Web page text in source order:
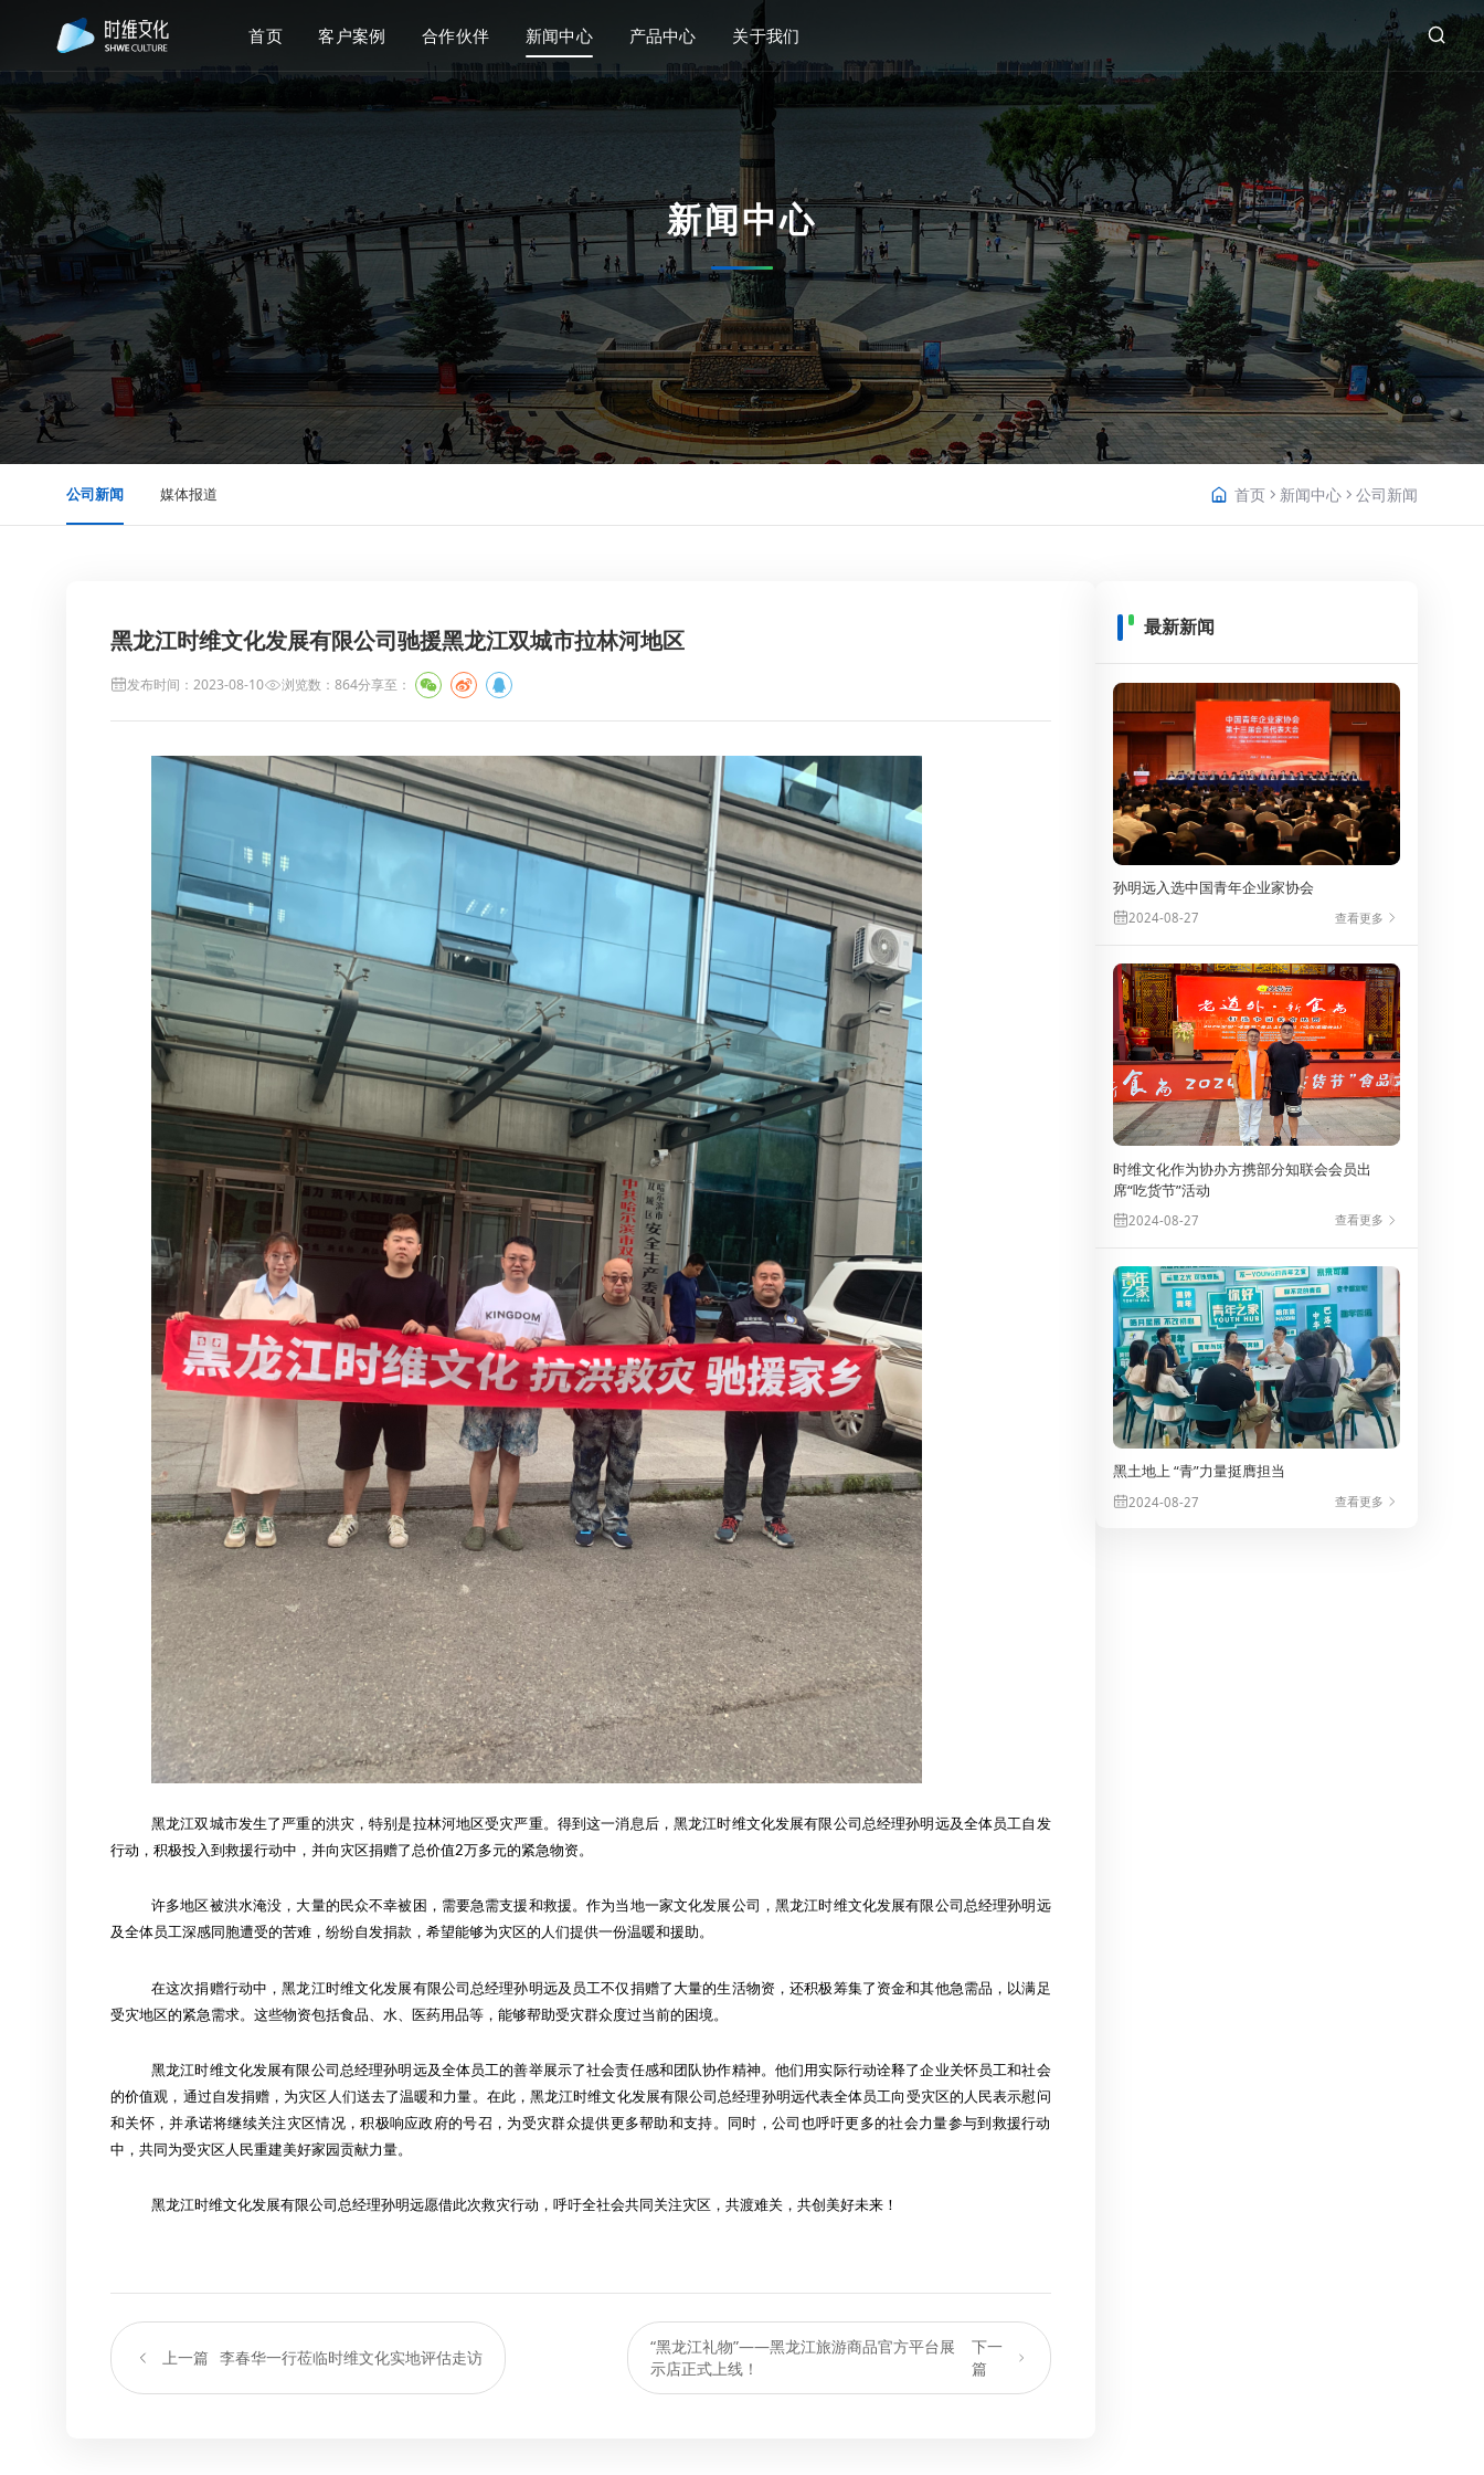
首页 客户案例 合作伙伴 新闻中心 产品中心 关于我们
新闻中心
公司新闻 媒体报道 首页 新闻中心 公司新闻
黑龙江时维文化发展有限公司驰援黑龙江双城市拉林河地区
发布时间：2023-08-10 浏览数：864分享至：
黑龙江双城市发生了严重的洪灾，特别是拉林河地区受灾严重。得到这一消息后，黑龙江时维文化发展有限公司总经理孙明远及全体员工自发
行动，积极投入到救援行动中，并向灾区捐赠了总价值2万多元的紧急物资。
许多地区被洪水淹没，大量的民众不幸被困，需要急需支援和救援。作为当地一家文化发展公司，黑龙江时维文化发展有限公司总经理孙明远
及全体员工深感同胞遭受的苦难，纷纷自发捐款，希望能够为灾区的人们提供一份温暖和援助。
在这次捐赠行动中，黑龙江时维文化发展有限公司总经理孙明远及员工不仅捐赠了大量的生活物资，还积极筹集了资金和其他急需品，以满足
受灾地区的紧急需求。这些物资包括食品、水、医药用品等，能够帮助受灾群众度过当前的困境。
黑龙江时维文化发展有限公司总经理孙明远及全体员工的善举展示了社会责任感和团队协作精神。他们用实际行动诠释了企业关怀员工和社会
的价值观，通过自发捐赠，为灾区人们送去了温暖和力量。在此，黑龙江时维文化发展有限公司总经理孙明远代表全体员工向受灾区的人民表示慰问
和关怀，并承诺将继续关注灾区情况，积极响应政府的号召，为受灾群众提供更多帮助和支持。同时，公司也呼吁更多的社会力量参与到救援行动
中，共同为受灾区人民重建美好家园贡献力量。
黑龙江时维文化发展有限公司总经理孙明远愿借此次救灾行动，呼吁全社会共同关注灾区，共渡难关，共创美好未来！
上一篇 李春华一行莅临时维文化实地评估走访
“黑龙江礼物”——黑龙江旅游商品官方平台展
示店正式上线！
下一
篇
最新新闻
孙明远入选中国青年企业家协会
2024-08-27 查看更多
时维文化作为协办方携部分知联会会员出
席“吃货节”活动
2024-08-27 查看更多
黑土地上 “青”力量挺膺担当
2024-08-27 查看更多
提交